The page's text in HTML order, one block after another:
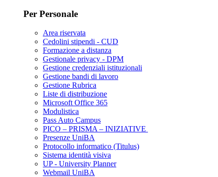
Per Personale
Area riservata
Cedolini stipendi - CUD
Formazione a distanza
Gestionale privacy - DPM
Gestione credenziali istituzionali
Gestione bandi di lavoro
Gestione Rubrica
Liste di distribuzione
Microsoft Office 365
Modulistica
Pass Auto Campus
PICO – PRISMA – INIZIATIVE
Presenze UniBA
Protocollo informatico (Titulus)
Sistema identità visiva
UP - University Planner
Webmail UniBA